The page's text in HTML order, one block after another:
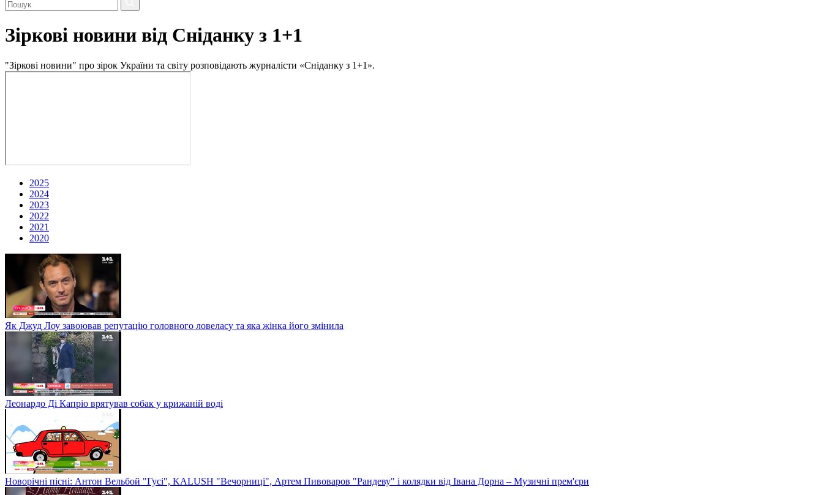
Зіркові новини від Сніданку з 1+1
"Зіркові новини" про зірок України та світу розповідають журналісти «Сніданку з 1+1».
2025
2024
2023
2022
2021
2020
Як Джуд Лоу завоював репутацію головного ловеласу та яка жінка його змінила
Леонардо Ді Капріо врятував собак у крижаній воді
Новорічні пісні: Антон Вельбой "Гусі", KALUSH "Вечорниці", Артем Пивоваров "Рандеву" і колядки від Івана Дорна – Музичні прем'єри